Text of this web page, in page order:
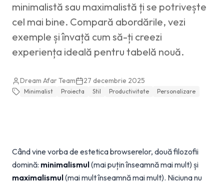
minimalistă sau maximalistă ți se potrivește
cel mai bine. Compară abordările, vezi
exemple și învață cum să-ți creezi
experiența ideală pentru tabelă nouă.
Dream Afar Team 27 decembrie 2025
Minimalist Proiecta Stil Productivitate Personalizare
Când vine vorba de estetica browserelor, două filozofii
domină: minimalismul(mai puțin înseamnă mai mult) și
maximalismul(mai mult înseamnă mai mult). Niciuna nu